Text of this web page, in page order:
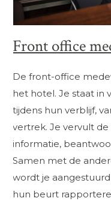
Front office
De front-office
het hotel. Je staat in
tijdens hun verblijf,
vertrek. Je vervult
informatie,
Samen met de
wordt je
hun beurt